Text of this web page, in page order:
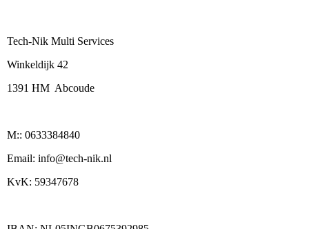
Tech-Nik Multi Services
Winkeldijk 42
1391 HM Abcoude
M:: 0633384840
Email: info@tech-nik.nl
KvK: 59347678